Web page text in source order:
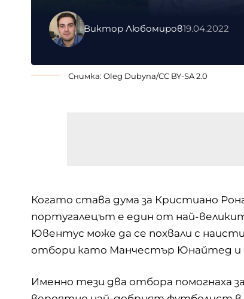
Виктор Любомиров19.04.2022
Снимка: Oleg Dubyna/CC BY-SA 2.0
Когато става дума за Кристиано
португалецът е един от най-
Ювентус може да се похвали с
отбори като Манчестър Юнайтед и
Именно тези два отбора помогнаха